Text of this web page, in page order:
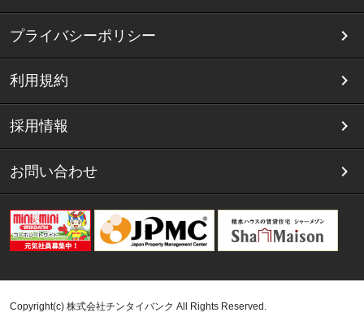
プライバシーポリシー
利用規約
採用情報
お問い合わせ
Copyright(c) 株式会社チンタイバンク All Rights Reserved.